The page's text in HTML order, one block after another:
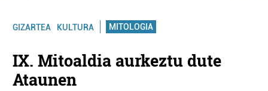
GIZARTEA KULTURA MITOLOGIA
IX. Mitoaldia aurkeztu dute
Ataunen